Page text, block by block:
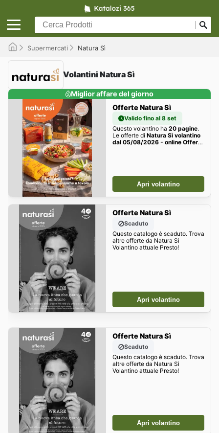
Supermercati Natura Sì
Volantini Natura Sì
Miglior affare del giorno
Offerte Natura Sì
Valido fino al 8 set
Questo volantino ha 20 pagine.
Le offerte di Natura Sì volantino
dal 05/08/2026 - online Offerte
Apri volantino
Offerte Natura Sì
Scaduto
Questo catalogo è scaduto. Trova
altre offerte da Natura Sì
Volantino attuale Presto!
Apri volantino
Offerte Natura Sì
Scaduto
Questo catalogo è scaduto. Trova
altre offerte da Natura Sì
Volantino attuale Presto!
Apri volantino